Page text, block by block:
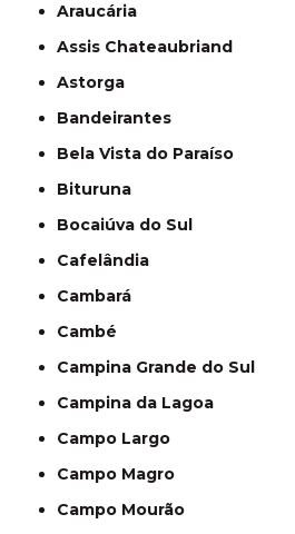
Araucária
Assis Chateaubriand
Astorga
Bandeirantes
Bela Vista do Paraíso
Bituruna
Bocaiúva do Sul
Cafelândia
Cambará
Cambé
Campina Grande do Sul
Campina da Lagoa
Campo Largo
Campo Magro
Campo Mourão